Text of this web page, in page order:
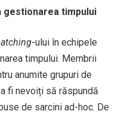
gestionarea timpului
-ului în echipele
timpului. Membrii
anumite grupuri de
fi nevoiți să răspundă
de sarcini ad-hoc. De